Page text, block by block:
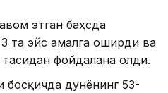
этган баҳсда
та эйс амалга оширди ва
фойдалана олди.
босқичда дунёнинг 53-